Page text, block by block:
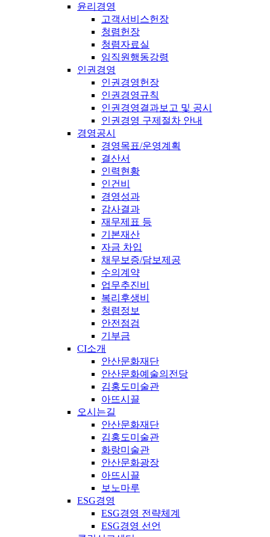
윤리경영
고객서비스헌장
청렴헌장
청렴자료실
임직원행동강령
인권경영
인권경영헌장
인권경영규칙
인권경영결과보고 및 공시
인권경영 구제절차 안내
경영공시
경영목표/운영계획
결산서
인력현황
인건비
경영성과
감사결과
재무제표 등
기본재산
자금 차입
채무보증/담보제공
수의계약
업무추진비
복리후생비
청렴정보
안전점검
기부금
CI소개
안산문화재단
안산문화예술의전당
김홍도미술관
아뜨시끌
오시는길
안산문화재단
김홍도미술관
화랑미술관
안산문화광장
아뜨시끌
보노마루
ESG경영
ESG경영 전략체계
ESG경영 선언